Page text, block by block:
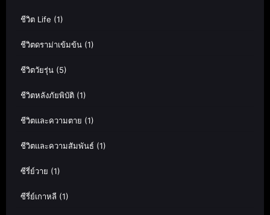
ชีวิต Life (1)
ชีวิตดราม่าเข้มข้น (1)
ชีวิตวัยรุ่น (5)
ชีวิตหลังภัยพิบัติ (1)
ชีวิตและความตาย (1)
ชีวิตและความสัมพันธ์ (1)
ซีรี่ย์วาย (1)
ซีรี่ย์เกาหลี (1)